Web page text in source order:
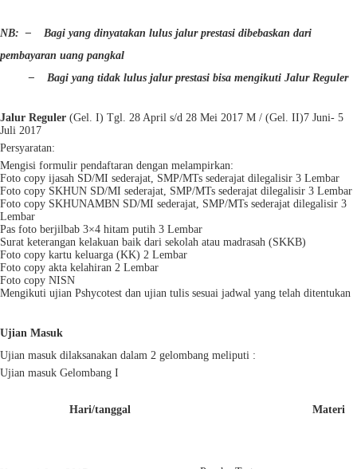
NB: – Bagi yang dinyatakan lulus jalur prestasi dibebaskan dari
pembayaran uang pangkal
– Bagi yang tidak lulus jalur prestasi bisa mengikuti Jalur Reguler
Jalur Reguler (Gel. I) Tgl. 28 April s/d 28 Mei 2017 M / (Gel. II)7 Juni- 5
Juli 2017
Persyaratan:
Mengisi formulir pendaftaran dengan melampirkan:
Foto copy ijasah SD/MI sederajat, SMP/MTs sederajat dilegalisir 3 Lembar
Foto copy SKHUN SD/MI sederajat, SMP/MTs sederajat dilegalisir 3 Lembar
Foto copy SKHUNAMBN SD/MI sederajat, SMP/MTs sederajat dilegalisir 3
Lembar
Pas foto berjilbab 3×4 hitam putih 3 Lembar
Surat keterangan kelakuan baik dari sekolah atau madrasah (SKKB)
Foto copy kartu keluarga (KK) 2 Lembar
Foto copy akta kelahiran 2 Lembar
Foto copy NISN
Mengikuti ujian Pshycotest dan ujian tulis sesuai jadwal yang telah ditentukan
Ujian Masuk
Ujian masuk dilaksanakan dalam 2 gelombang meliputi :
Ujian masuk Gelombang I
Hari/tanggal Materi